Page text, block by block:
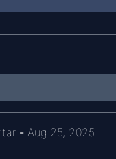
- Aug 25, 2025